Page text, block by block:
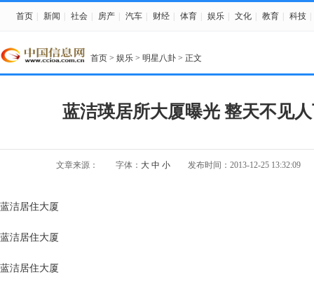
首页 新闻 社会 房产 汽车 财经 体育 娱乐 文化 教育 科技
首页 > 娱乐 > 明星八卦 > 正文
蓝洁瑛居所大厦曝光 整天不见
文章来源： 字体： 大 中 小 发布时间：2013-12-25 13:32:09
蓝洁居住大厦
蓝洁居住大厦
蓝洁居住大厦